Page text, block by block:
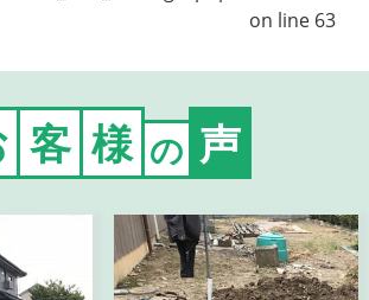
on line 63
客 様 の 声